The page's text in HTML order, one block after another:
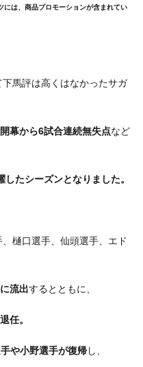
には、商品プロモーションが含まれてい
馬評は高くはなかったサガ
開幕から6試合連続無失点など
たシーズンとなりました。
樋口選手、仙頭選手、エド
流出するとともに、
任。
や小野選手が復帰し、